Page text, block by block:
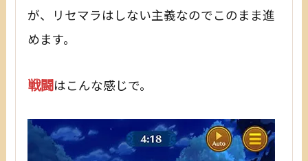
が、リセマラはしない主義なのでこのまま進
めます。
戦闘はこんな感じで。